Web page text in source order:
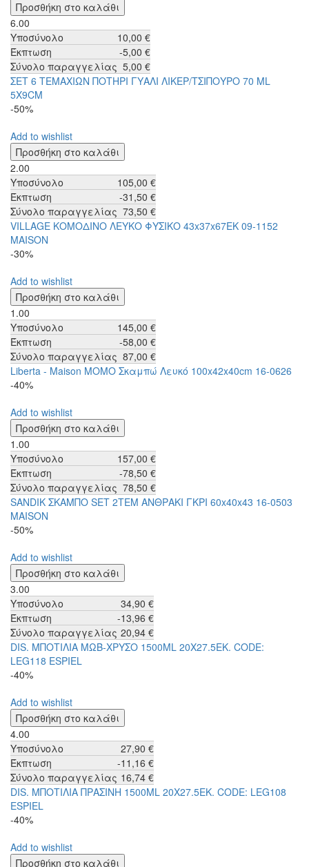
6.00
Υποσύνολο
10,00 €
Έκπτωση
-5,00 €
Σύνολο παραγγελίας 5,00 €
ΣΕΤ 6 ΤΕΜΑΧΙΩΝ ΠΟΤΗΡΙ ΓΥΑΛΙ ΛΙΚΕΡ/ΤΣΙΠΟΥΡΟ 70 ML
5X9CM
-50%
Add to wishlist
2.00
Υποσύνολο
105,00 €
Έκπτωση
-31,50 €
Σύνολο παραγγελίας 73,50 €
VILLAGE ΚΟΜΟΔΙΝΟ ΛΕΥΚΟ ΦΥΣΙΚΟ 43x37x67ΕΚ 09-1152
MAISON
-30%
Add to wishlist
1.00
Υποσύνολο
145,00 €
Έκπτωση
-58,00 €
Σύνολο παραγγελίας 87,00 €
Liberta - Maison MOMO Σκαμπώ Λευκό 100x42x40cm 16-0626
-40%
Add to wishlist
1.00
Υποσύνολο
157,00 €
Έκπτωση
-78,50 €
Σύνολο παραγγελίας 78,50 €
SANDIK ΣΚΑΜΠΟ SET 2ΤΕΜ ΑΝΘΡΑΚΙ ΓΚΡΙ 60x40x43 16-0503
MAISON
-50%
Add to wishlist
3.00
Υποσύνολο
34,90 €
Έκπτωση
-13,96 €
Σύνολο παραγγελίας 20,94 €
DIS. ΜΠΟΤΙΛΙΑ ΜΩΒ-ΧΡΥΣΟ 1500ML 20Χ27.5ΕΚ. CODE:
LEG118 ESPIEL
-40%
Add to wishlist
4.00
Υποσύνολο
27,90 €
Έκπτωση
-11,16 €
Σύνολο παραγγελίας 16,74 €
DIS. ΜΠΟΤΙΛΙΑ ΠΡΑΣΙΝΗ 1500ML 20Χ27.5ΕΚ. CODE: LEG108
ESPIEL
-40%
Add to wishlist